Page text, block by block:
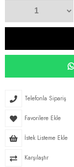
Telefonla Sipariş
Favorilere Ekle
İstek Listeme Ekle
Karşılaştır